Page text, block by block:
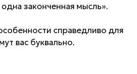
законченная мысль».
справедливо для
вас буквально.